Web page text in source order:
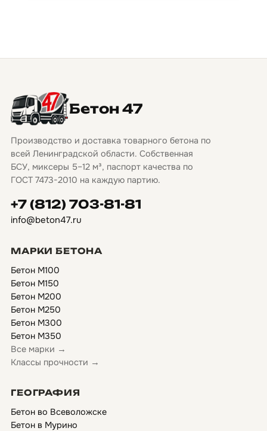
Бетон 47
Производство и доставка товарного бетона по
всей Ленинградской области. Собственная
БСУ, миксеры 5–12 м³, паспорт качества по
ГОСТ 7473-2010 на каждую партию.
+7 (812) 703-81-81
info@beton47.ru
МАРКИ БЕТОНА
Бетон М100
Бетон М150
Бетон М200
Бетон М250
Бетон М300
Бетон М350
Все марки →
Классы прочности →
ГЕОГРАФИЯ
Бетон во Всеволожске
Бетон в Мурино